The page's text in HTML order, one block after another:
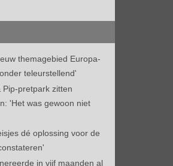
themagebied Europa-
teleurstellend'
Pip-pretpark zitten
'Het was gewoon niet
dé oplossing voor de
in vijf maanden al